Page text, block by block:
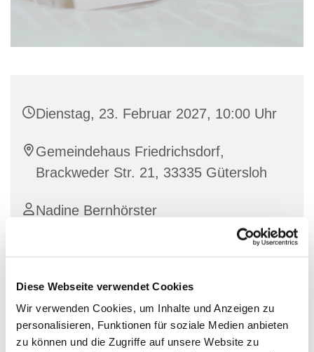
Diese Webseite verwendet Cookies
Wir verwenden Cookies, um Inhalte und Anzeigen zu
personalisieren, Funktionen für soziale Medien anbieten
zu können und die Zugriffe auf unsere Website zu
Dienstag, 23. Februar 2027, 10:00 Uhr
Gemeindehaus Friedrichsdorf,
Brackweder Str. 21, 33335 Gütersloh
Nadine Bernhörster